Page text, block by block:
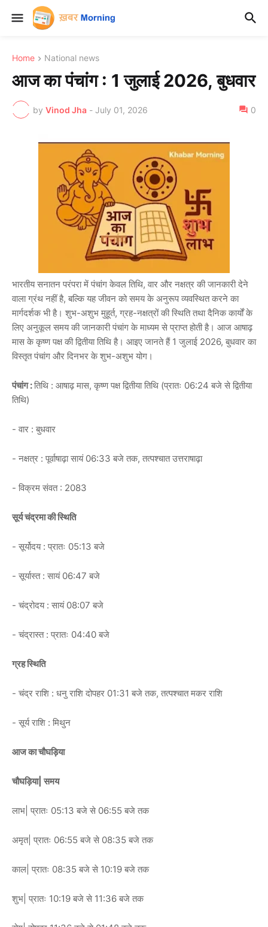
Home National news
आज का पंचांग : 1 जुलाई 2026, बुधवार
by Vinod Jha - July 01, 2026 0
भारतीय सनातन परंपरा में पंचांग केवल तिथि, वार और नक्षत्र की जानकारी देने
वाला ग्रंथ नहीं है, बल्कि यह जीवन को समय के अनुरूप व्यवस्थित करने का
मार्गदर्शक भी है। शुभ-अशुभ मुहूर्त, ग्रह-नक्षत्रों की स्थिति तथा दैनिक कार्यों के
लिए अनुकूल समय की जानकारी पंचांग के माध्यम से प्राप्त होती है। आज आषाढ़
मास के कृष्ण पक्ष की द्वितीया तिथि है। आइए जानते हैं 1 जुलाई 2026, बुधवार का
विस्तृत पंचांग और दिनभर के शुभ-अशुभ योग।
पंचांग :तिथि : आषाढ़ मास, कृष्ण पक्ष द्वितीया तिथि (प्रातः 06:24 बजे से द्वितीया
तिथि)
- वार : बुधवार
- नक्षत्र : पूर्वाषाढ़ा सायं 06:33 बजे तक, तत्पश्चात उत्तराषाढ़ा
- विक्रम संवत : 2083
सूर्य चंद्रमा की स्थिति
- सूर्योदय : प्रातः 05:13 बजे
- सूर्यास्त : सायं 06:47 बजे
- चंद्रोदय : सायं 08:07 बजे
- चंद्रास्त : प्रातः 04:40 बजे
ग्रह स्थिति
- चंद्र राशि : धनु राशि दोपहर 01:31 बजे तक, तत्पश्चात मकर राशि
- सूर्य राशि : मिथुन
आज का चौघड़िया
चौघड़िया| समय
लाभ| प्रातः 05:13 बजे से 06:55 बजे तक
अमृत| प्रातः 06:55 बजे से 08:35 बजे तक
काल| प्रातः 08:35 बजे से 10:19 बजे तक
शुभ| प्रातः 10:19 बजे से 11:36 बजे तक